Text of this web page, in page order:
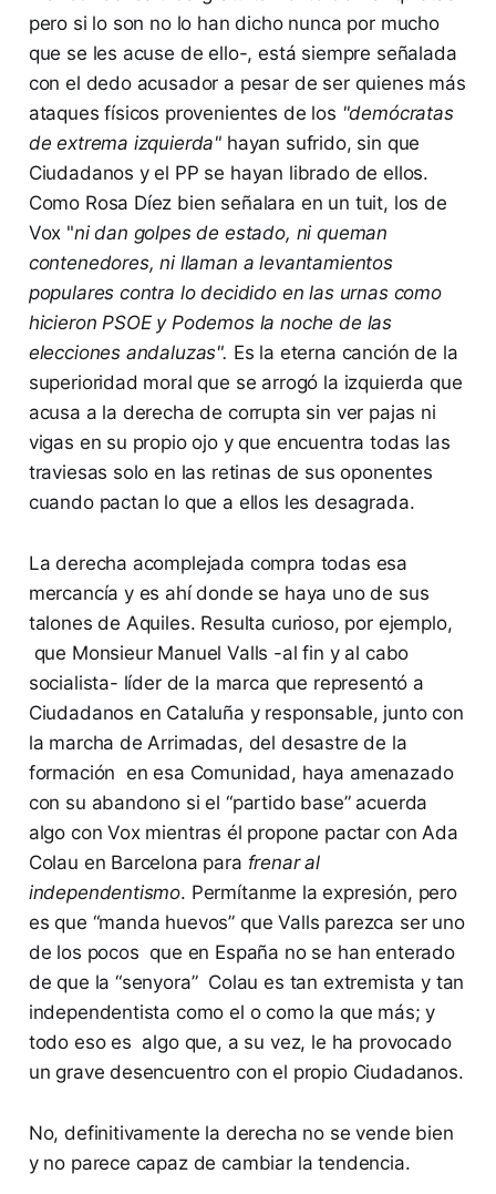
pero si lo son no lo han dicho nunca por mucho
que se les acuse de ello-, está siempre señalada
con el dedo acusador a pesar de ser quienes más
ataques físicos provenientes de los "demócratas
de extrema izquierda" hayan sufrido, sin que
Ciudadanos y el PP se hayan librado de ellos.
Como Rosa Díez bien señalara en un tuit, los de
Vox "ni dan golpes de estado, ni queman
contenedores, ni llaman a levantamientos
populares contra lo decidido en las urnas como
hicieron PSOE y Podemos la noche de las
elecciones andaluzas". Es la eterna canción de la
superioridad moral que se arrogó la izquierda que
acusa a la derecha de corrupta sin ver pajas ni
vigas en su propio ojo y que encuentra todas las
traviesas solo en las retinas de sus oponentes
cuando pactan lo que a ellos les desagrada.
La derecha acomplejada compra todas esa
mercancía y es ahí donde se haya uno de sus
talones de Aquiles. Resulta curioso, por ejemplo,
que Monsieur Manuel Valls -al fin y al cabo
socialista- líder de la marca que representó a
Ciudadanos en Cataluña y responsable, junto con
la marcha de Arrimadas, del desastre de la
formación en esa Comunidad, haya amenazado
con su abandono si el “partido base” acuerda
algo con Vox mientras él propone pactar con Ada
Colau en Barcelona para frenar al
independentismo. Permítanme la expresión, pero
es que “manda huevos” que Valls parezca ser uno
de los pocos que en España no se han enterado
de que la “senyora” Colau es tan extremista y tan
independentista como el o como la que más; y
todo eso es algo que, a su vez, le ha provocado
un grave desencuentro con el propio Ciudadanos.
No, definitivamente la derecha no se vende bien
y no parece capaz de cambiar la tendencia.